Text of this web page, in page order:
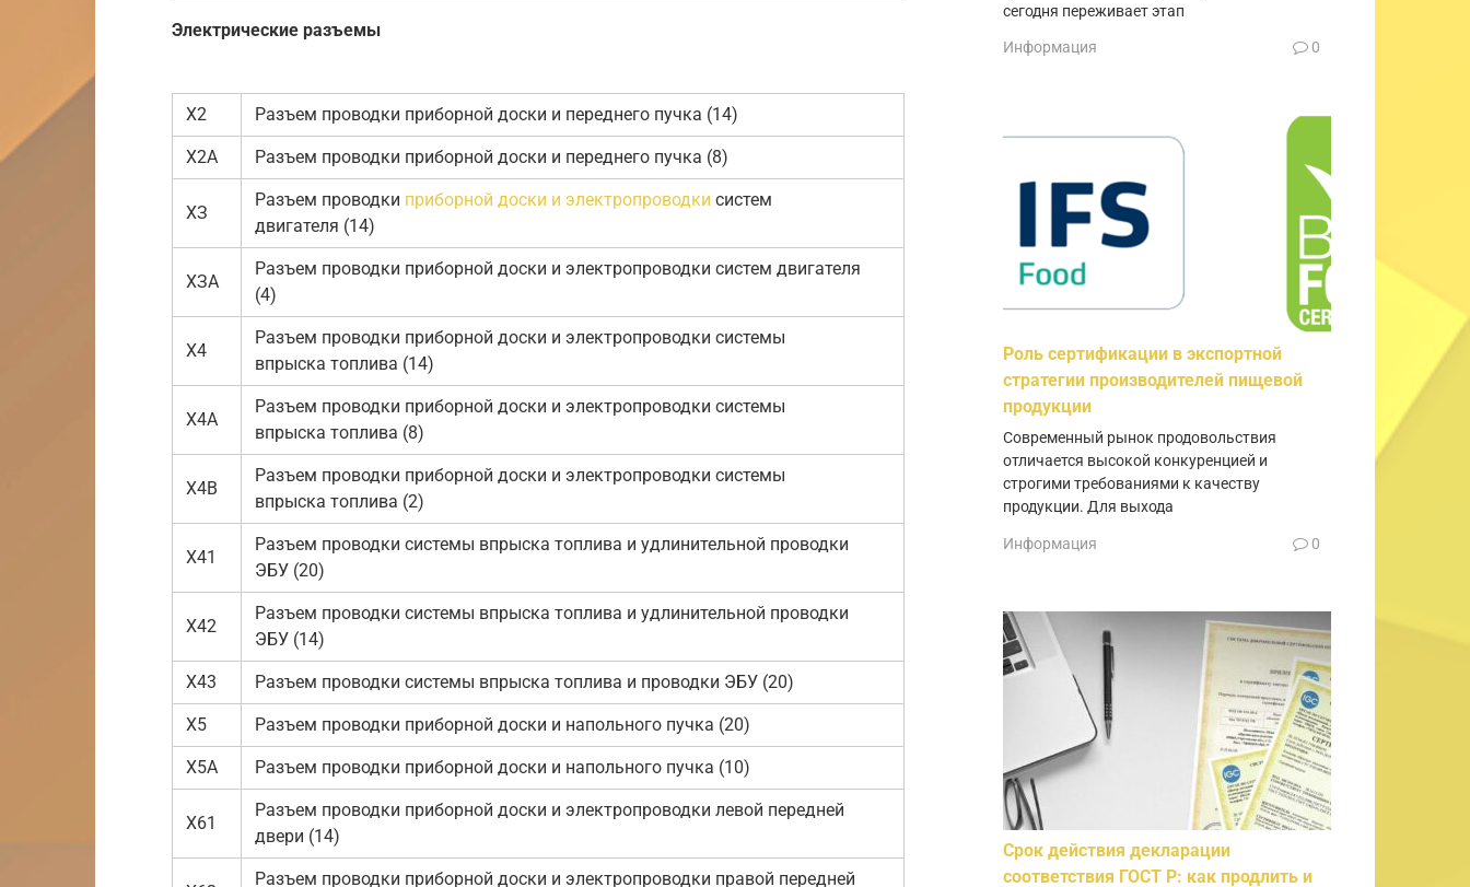
Электрические разъемы
Х2 Разъем проводки приборной доски и переднего пучка (14)
Х2А Разъем проводки приборной доски и переднего пучка (8)
ХЗ
Разъем проводки приборной доски и электропроводки систем
двигателя (14)
ХЗА
Разъем проводки приборной доски и электропроводки систем двигателя
(4)
Х4
Разъем проводки приборной доски и электропроводки системы
впрыска топлива (14)
Х4А
Разъем проводки приборной доски и электропроводки системы
впрыска топлива (8)
Х4В
Разъем проводки приборной доски и электропроводки системы
впрыска топлива (2)
Х41
Разъем проводки системы впрыска топлива и удлинительной проводки
ЭБУ (20)
Х42
Разъем проводки системы впрыска топлива и удлинительной проводки
ЭБУ (14)
Х43 Разъем проводки системы впрыска топлива и проводки ЭБУ (20)
Х5 Разъем проводки приборной доски и напольного пучка (20)
Х5А Разъем проводки приборной доски и напольного пучка (10)
Х61
Разъем проводки приборной доски и электропроводки левой передней
двери (14)
Разъем проводки приборной доски и электропроводки правой передней
сегодня переживает этап
Информация 0
Роль сертификации в экспортной
стратегии производителей пищевой
продукции
Современный рынок продовольствия
отличается высокой конкуренцией и
строгими требованиями к качеству
продукции. Для выхода
Информация 0
Срок действия декларации
соответствия ГОСТ Р: как продлить и